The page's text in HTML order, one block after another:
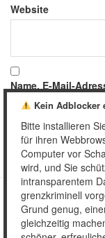
Website
Name, E-Mail-
meinen nächsten
Mobile
Kein Adblocker
Bitte installieren
für ihren
Computer vor
wird, und Sie
intransparentem
grenzkriminell
Grund genug,
gleichzeitig